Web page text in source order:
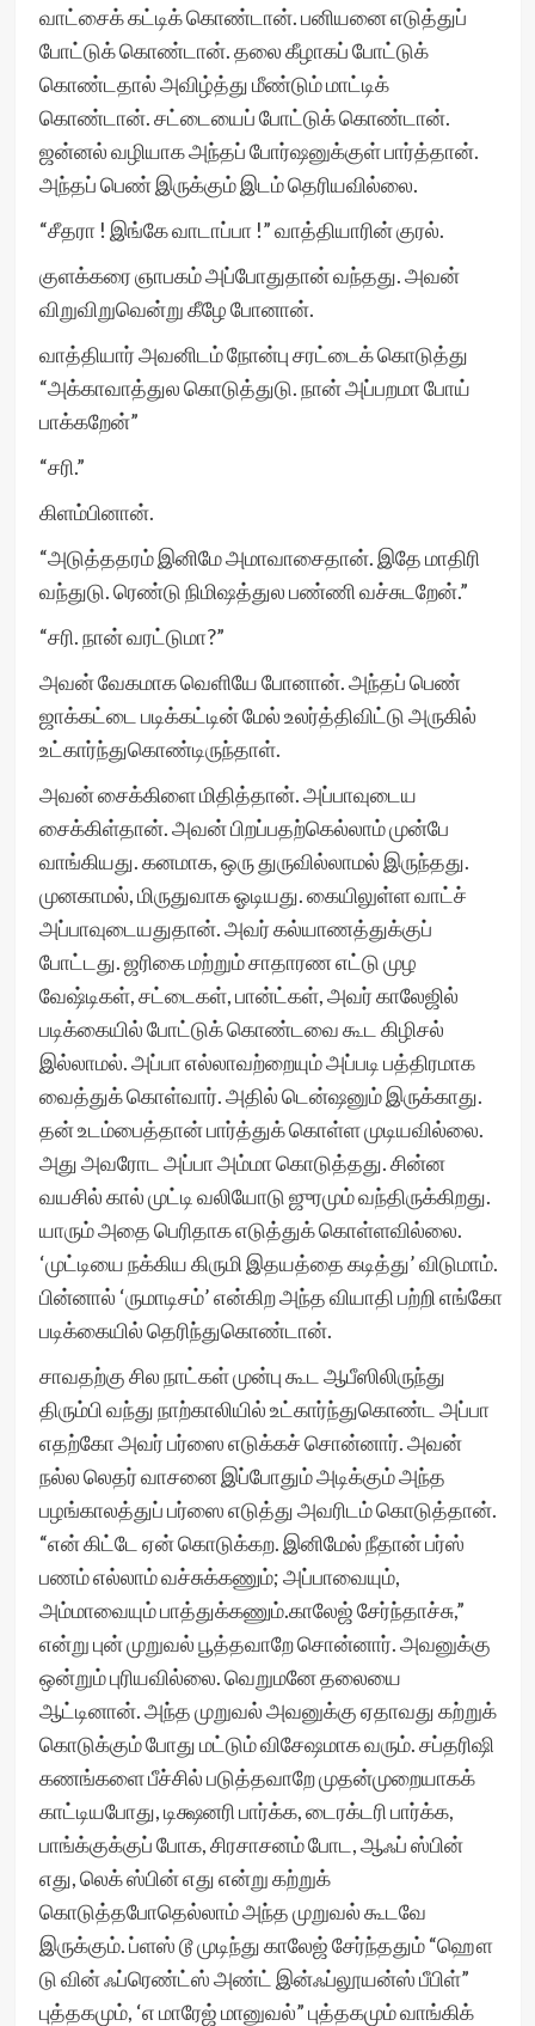
வாட்சைக் கட்டிக் கொண்டான். பனியனை எடுத்துப்
போட்டுக் கொண்டான். தலை கீழாகப் போட்டுக்
கொண்டதால் அவிழ்த்து மீண்டும் மாட்டிக்
கொண்டான். சட்டையைப் போட்டுக் கொண்டான்.
ஜன்னல் வழியாக அந்தப் போர்ஷனுக்குள் பார்த்தான்.
அந்தப் பெண் இருக்கும் இடம் தெரியவில்லை.
“சீதரா ! இங்கே வாடாப்பா !” வாத்தியாரின் குரல்.
குளக்கரை ஞாபகம் அப்போதுதான் வந்தது. அவன்
விறுவிறுவென்று கீழே போனான்.
வாத்தியார் அவனிடம் நோன்பு சரட்டைக் கொடுத்து
“அக்காவாத்துல கொடுத்துடு. நான் அப்பறமா போய்
பாக்கறேன்”
“சரி.”
கிளம்பினான்.
“அடுத்ததரம் இனிமே அமாவாசைதான். இதே மாதிரி
வந்துடு. ரெண்டு நிமிஷத்துல பண்ணி வச்சுடறேன்.”
“சரி. நான் வரட்டுமா?”
அவன் வேகமாக வெளியே போனான். அந்தப் பெண்
ஜாக்கட்டை படிக்கட்டின் மேல் உலர்த்திவிட்டு அருகில்
உட்கார்ந்துகொண்டிருந்தாள்.
அவன் சைக்கிளை மிதித்தான். அப்பாவுடைய
சைக்கிள்தான். அவன் பிறப்பதற்கெல்லாம் முன்பே
வாங்கியது. கனமாக, ஒரு துருவில்லாமல் இருந்தது.
முனகாமல், மிருதுவாக ஓடியது. கையிலுள்ள வாட்ச்
அப்பாவுடையதுதான். அவர் கல்யாணத்துக்குப்
போட்டது. ஜரிகை மற்றும் சாதாரண எட்டு முழ
வேஷ்டிகள், சட்டைகள், பான்ட்கள், அவர் காலேஜில்
படிக்கையில் போட்டுக் கொண்டவை கூட கிழிசல்
இல்லாமல். அப்பா எல்லாவற்றையும் அப்படி பத்திரமாக
வைத்துக் கொள்வார். அதில் டென்ஷனும் இருக்காது.
தன் உடம்பைத்தான் பார்த்துக் கொள்ள முடியவில்லை.
அது அவரோட அப்பா அம்மா கொடுத்தது. சின்ன
வயசில் கால் முட்டி வலியோடு ஜுரமும் வந்திருக்கிறது.
யாரும் அதை பெரிதாக எடுத்துக் கொள்ளவில்லை.
‘முட்டியை நக்கிய கிருமி இதயத்தை கடித்து’ விடுமாம்.
பின்னால் ‘ருமாடிசம்’ என்கிற அந்த வியாதி பற்றி எங்கோ
படிக்கையில் தெரிந்துகொண்டான்.
சாவதற்கு சில நாட்கள் முன்பு கூட ஆபீஸிலிருந்து
திரும்பி வந்து நாற்காலியில் உட்கார்ந்துகொண்ட அப்பா
எதற்கோ அவர் பர்ஸை எடுக்கச் சொன்னார். அவன்
நல்ல லெதர் வாசனை இப்போதும் அடிக்கும் அந்த
பழங்காலத்துப் பர்ஸை எடுத்து அவரிடம் கொடுத்தான்.
“என் கிட்டே ஏன் கொடுக்கற. இனிமேல் நீதான் பர்ஸ்
பணம் எல்லாம் வச்சுக்கணும்; அப்பாவையும்,
அம்மாவையும் பாத்துக்கணும்.காலேஜ் சேர்ந்தாச்சு,”
என்று புன் முறுவல் பூத்தவாறே சொன்னார். அவனுக்கு
ஒன்றும் புரியவில்லை. வெறுமனே தலையை
ஆட்டினான். அந்த முறுவல் அவனுக்கு ஏதாவது கற்றுக்
கொடுக்கும் போது மட்டும் விசேஷமாக வரும். சப்தரிஷி
கணங்களை பீச்சில் படுத்தவாறே முதன்முறையாகக்
காட்டியபோது, டிக்ஷனரி பார்க்க, டைரக்டரி பார்க்க,
பாங்க்குக்குப் போக, சிரசாசனம் போட, ஆஃப் ஸ்பின்
எது, லெக் ஸ்பின் எது என்று கற்றுக்
கொடுத்தபோதெல்லாம் அந்த முறுவல் கூடவே
இருக்கும். ப்ளஸ் டூ முடிந்து காலேஜ் சேர்ந்ததும் “ஹௌ
டு வின் ஃப்ரெண்ட்ஸ் அண்ட் இன்ஃப்லூயன்ஸ் பீபிள்”
புத்தகமும், ‘எ மாரேஜ் மானுவல்” புத்தகமும் வாங்கிக்